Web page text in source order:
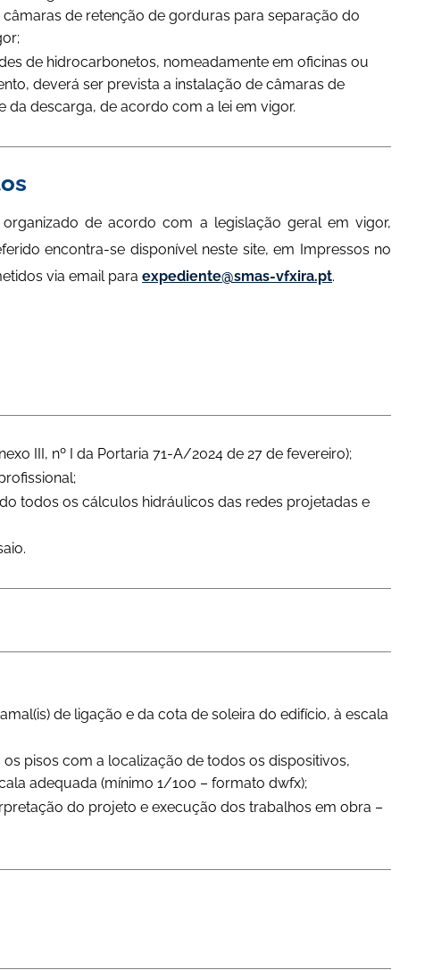
de retenção de gorduras para separação do
de hidrocarbonetos, nomeadamente em oficinas ou
deverá ser prevista a instalação de câmaras de
descarga, de acordo com a lei em vigor.
de acordo com a legislação geral em vigor,
encontra-se disponível neste site, em Impressos no
via email para expediente@smas-vfxira.pt.
III, nº I da Portaria 71-A/2024 de 27 de fevereiro);
todos os cálculos hidráulicos das redes projetadas e
de ligação e da cota de soleira do edifício, à escala
pisos com a localização de todos os dispositivos,
adequada (mínimo 1/100 – formato dwfx);
do projeto e execução dos trabalhos em obra –